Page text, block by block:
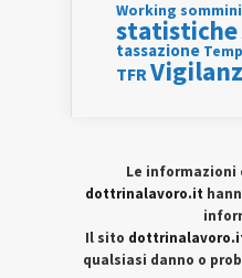
Working
statistiche
tassazione
TFR
Le
dottrinalavoro.it
Il sito
qualsiasi danno o